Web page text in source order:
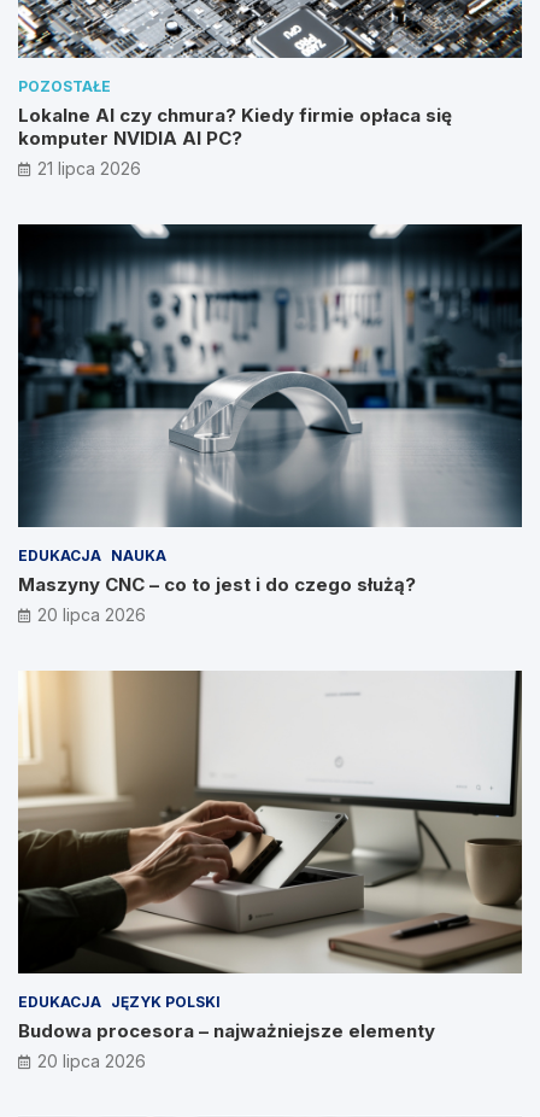
POZOSTAŁE
Lokalne AI czy chmura? Kiedy firmie opłaca się
komputer NVIDIA AI PC?
21 lipca 2026
EDUKACJA NAUKA
Maszyny CNC – co to jest i do czego służą?
20 lipca 2026
EDUKACJA JĘZYK POLSKI
Budowa procesora – najważniejsze elementy
20 lipca 2026